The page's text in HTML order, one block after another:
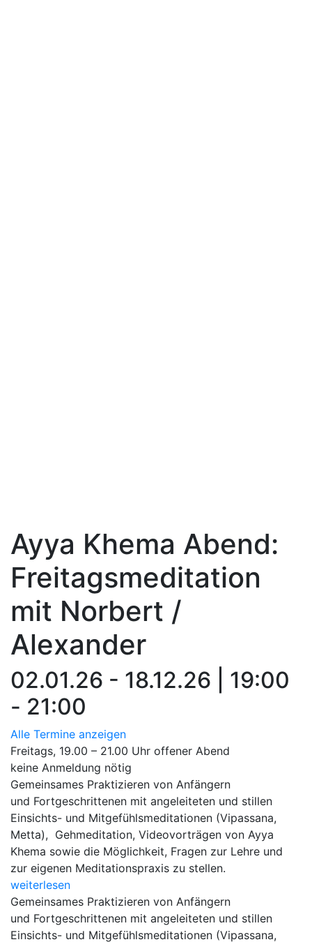
Ayya Khema Abend:
Freitagsmeditation
mit Norbert /
Alexander
02.01.26 - 18.12.26 | 19:00
- 21:00
Alle Termine anzeigen
Freitags, 19.00 – 21.00 Uhr offener Abend
keine Anmeldung nötig
Gemeinsames Praktizieren von Anfängern
und Fortgeschrittenen mit angeleiteten und stillen
Einsichts- und Mitgefühlsmeditationen (Vipassana,
Metta), Gehmeditation, Videovorträgen von Ayya
Khema sowie die Möglichkeit, Fragen zur Lehre und
zur eigenen Meditationspraxis zu stellen.
weiterlesen
Gemeinsames Praktizieren von Anfängern
und Fortgeschrittenen mit angeleiteten und stillen
Einsichts- und Mitgefühlsmeditationen (Vipassana,